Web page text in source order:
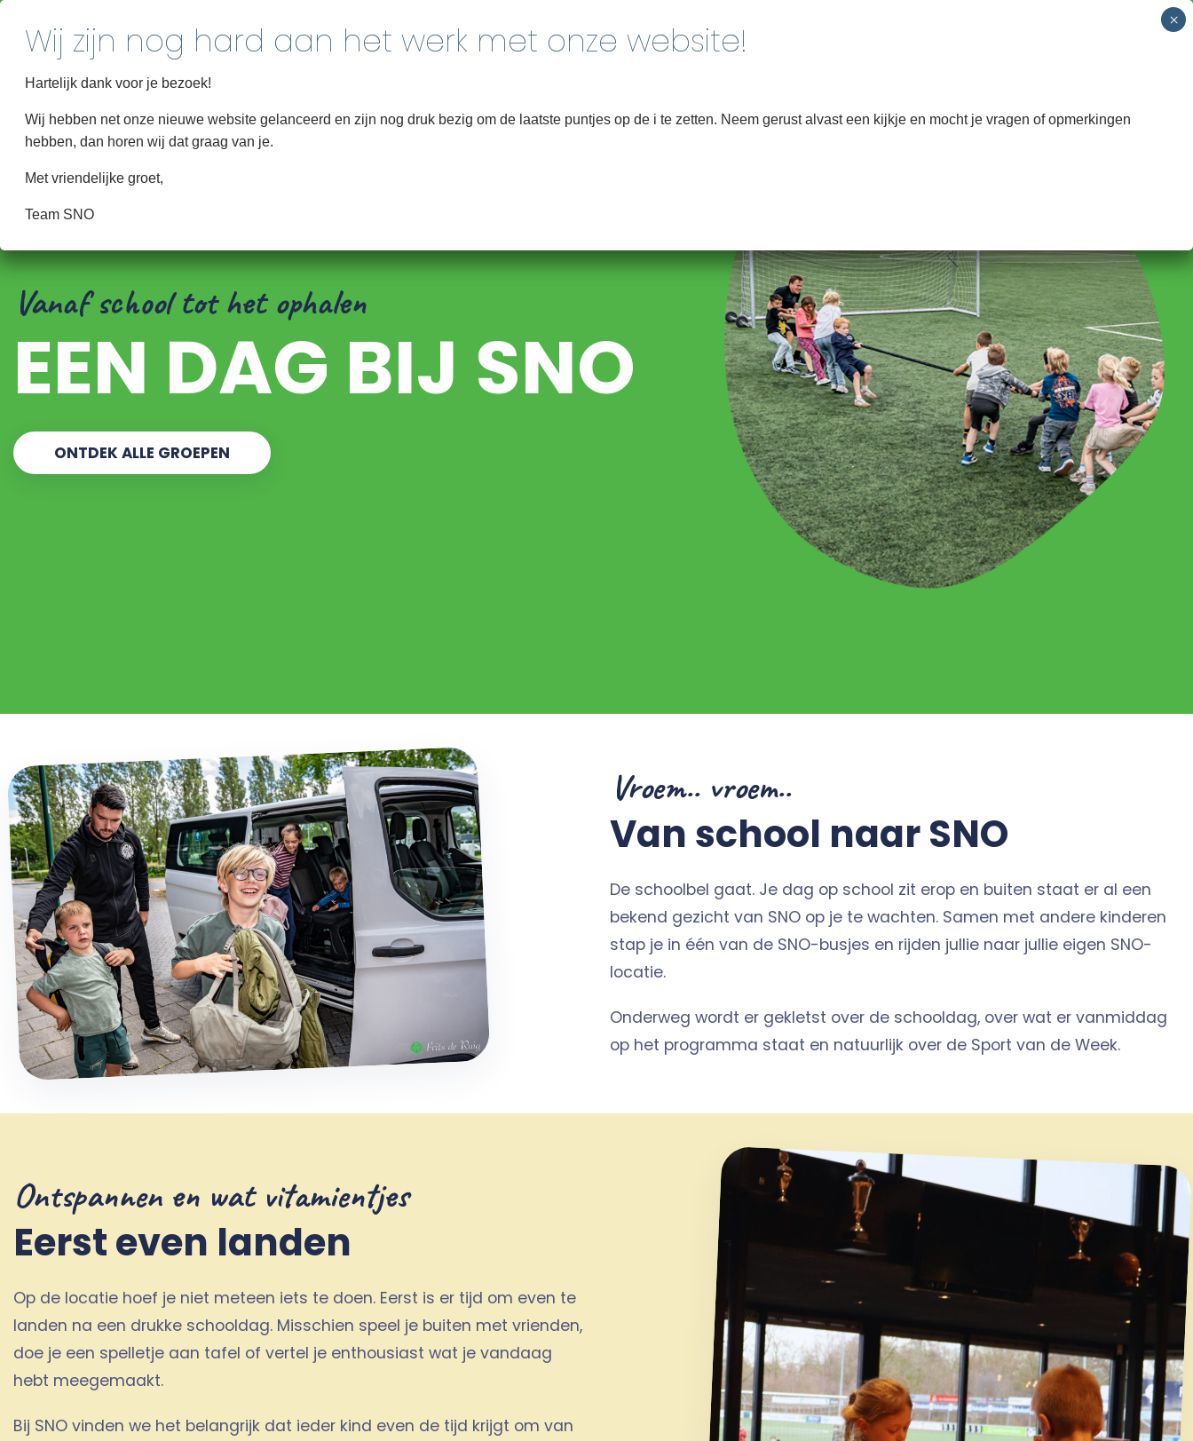
Vanaf school tot het ophalen
EEN DAG BIJ SNO
ONTDEK ALLE GROEPEN
Vroem.. vroem..
Van school naar SNO
De schoolbel gaat. Je dag op school zit erop en buiten staat er al een
bekend gezicht van SNO op je te wachten. Samen met andere kinderen
stap je in één van de SNO-busjes en rijden jullie naar jullie eigen SNO-
locatie.
Onderweg wordt er gekletst over de schooldag, over wat er vanmiddag
op het programma staat en natuurlijk over de Sport van de Week.
Ontspannen en wat vitamientjes
Eerst even landen
Op de locatie hoef je niet meteen iets te doen. Eerst is er tijd om even te
landen na een drukke schooldag. Misschien speel je buiten met vrienden,
doe je een spelletje aan tafel of vertel je enthousiast wat je vandaag
hebt meegemaakt.
Bij SNO vinden we het belangrijk dat ieder kind even de tijd krijgt om van
Hartelijk dank voor je bezoek!
Wij hebben net onze nieuwe website gelanceerd en zijn nog druk bezig om de laatste puntjes op de i te zetten. Neem gerust alvast een kijkje en mocht je vragen of opmerkingen
hebben, dan horen wij dat graag van je.
Met vriendelijke groet,
Team SNO